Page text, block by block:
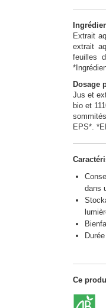
Extrait
extrait
feuilles
Dosage
Jus et
bio et
EPS*.
dans
Ce